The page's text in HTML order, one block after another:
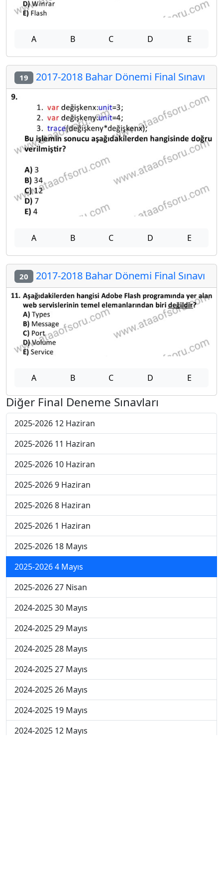
A B C D E
19 2017-2018 Bahar Dönemi Final Sınavı
A B C D E
20 2017-2018 Bahar Dönemi Final Sınavı
A B C D E
Diğer Final Deneme Sınavları
2025-2026 12 Haziran
2025-2026 11 Haziran
2025-2026 10 Haziran
2025-2026 9 Haziran
2025-2026 8 Haziran
2025-2026 1 Haziran
2025-2026 18 Mayıs
2025-2026 4 Mayıs
2025-2026 27 Nisan
2024-2025 30 Mayıs
2024-2025 29 Mayıs
2024-2025 28 Mayıs
2024-2025 27 Mayıs
2024-2025 26 Mayıs
2024-2025 19 Mayıs
2024-2025 12 Mayıs